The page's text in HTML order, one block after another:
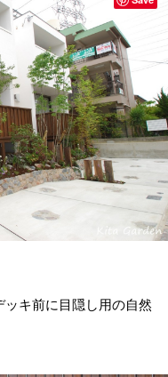
キ前に目隠し用の自然